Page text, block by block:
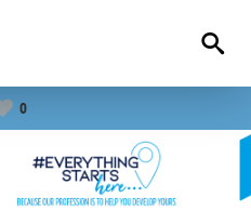
0